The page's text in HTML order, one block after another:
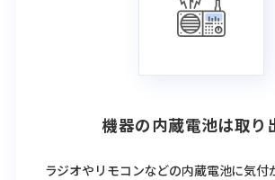
機器の内蔵電池は取り
ラジオやリモコンなどの内蔵電池に気付